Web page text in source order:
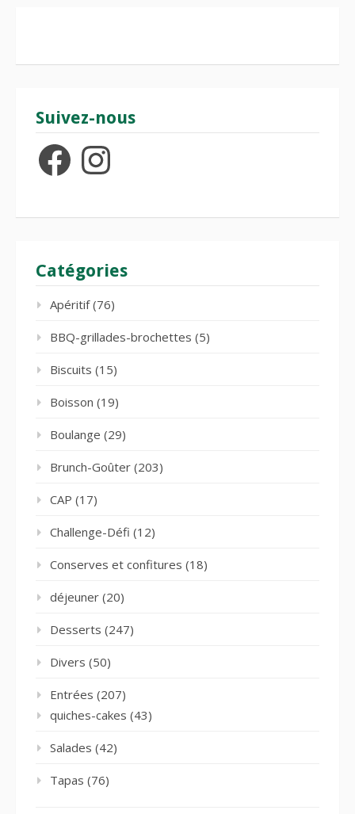
Suivez-nous
FacebookInstagram
Catégories
Apéritif(76)
BBQ-grillades-brochettes (5)
Biscuits (15)
Boisson (19)
Boulange (29)
Brunch-Goûter (203)
CAP (17)
Challenge-Défi (12)
Conserves et confitures (18)
déjeuner (20)
Desserts (247)
Divers (50)
Entrées (207)
quiches-cakes (43)
Salades (42)
Tapas (76)